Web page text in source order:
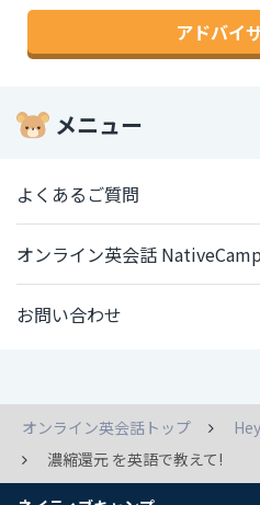
アドバイ
メニュー
よくあるご質問
オンライン英会話
お問い合わせ
オンライン英会話トップ
濃縮還元 を英語で教えて!